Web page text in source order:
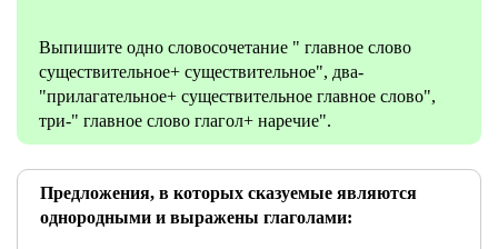
Выпишите одно словосочетание " главное слово
существительное+ существительное", два-
"прилагательное+ существительное главное слово",
три-" главное слово глагол+ наречие".
Предложения, в которых сказуемые являются
однородными и выражены глаголами: